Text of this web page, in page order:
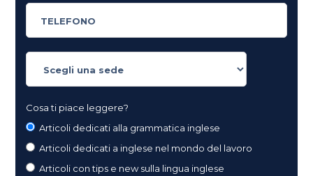
Cosa ti piace leggere?
Articoli dedicati alla grammatica inglese
Articoli dedicati a inglese nel mondo del lavoro
Articoli con tips e new sulla lingua inglese